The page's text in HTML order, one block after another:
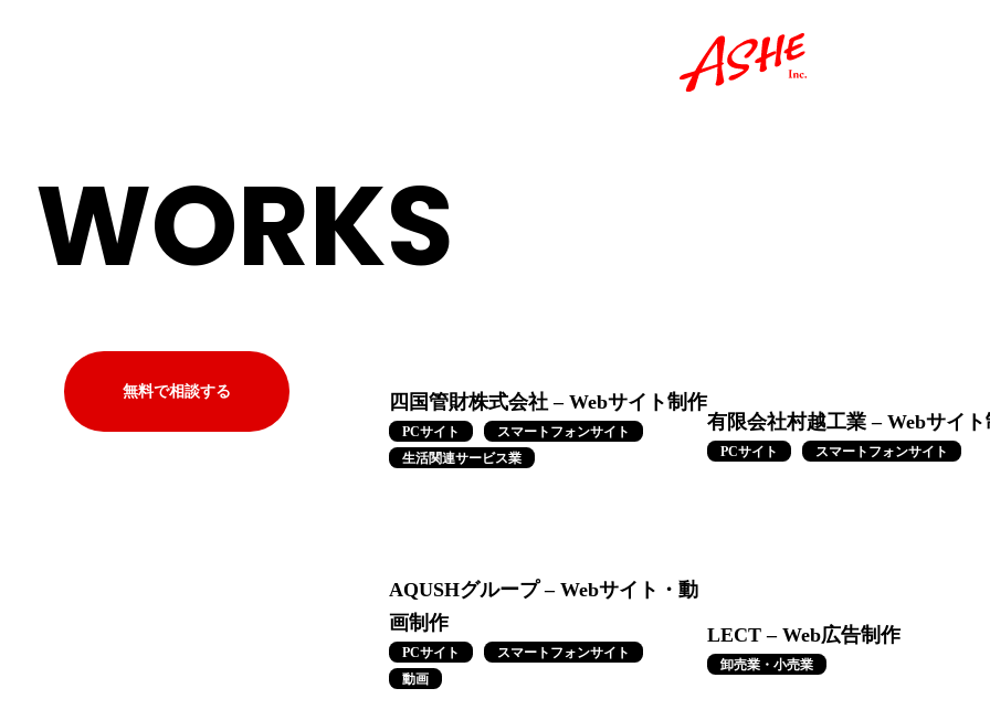
WORKS
四国管財株式会社 – Webサイト制作
PCサイト
スマートフォンサイト
生活関連サービス業
有限会社村越工業 – Webサイ
PCサイト スマートフォンサイト
AQUSHグループ – Webサイト・動
画制作
PCサイト
スマートフォンサイト
動画
LECT – Web広告制作
卸売業・小売業
無料で相談する